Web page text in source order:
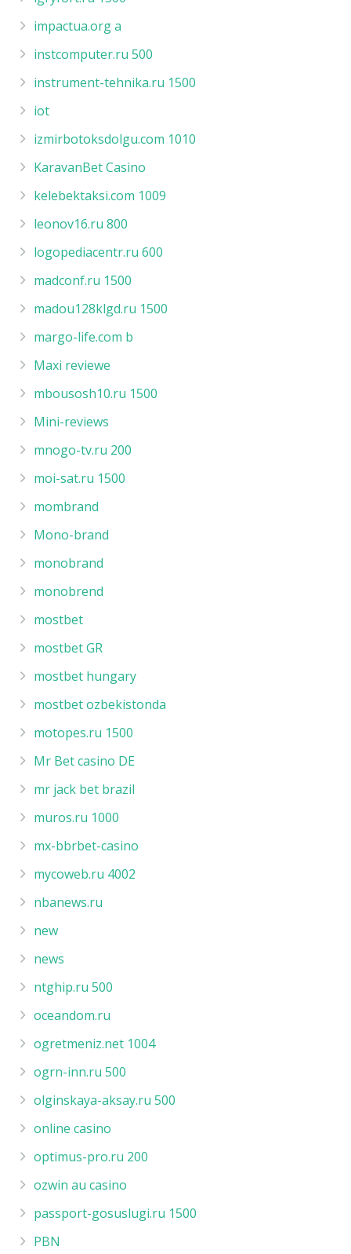
impactua.org a
instcomputer.ru 500
instrument-tehnika.ru 1500
iot
izmirbotoksdolgu.com 1010
KaravanBet Casino
kelebektaksi.com 1009
leonov16.ru 800
logopediacentr.ru 600
madconf.ru 1500
madou128klgd.ru 1500
margo-life.com b
Maxi reviewe
mbousosh10.ru 1500
Mini-reviews
mnogo-tv.ru 200
moi-sat.ru 1500
mombrand
Mono-brand
monobrand
monobrend
mostbet
mostbet GR
mostbet hungary
mostbet ozbekistonda
motopes.ru 1500
Mr Bet casino DE
mr jack bet brazil
muros.ru 1000
mx-bbrbet-casino
mycoweb.ru 4002
nbanews.ru
new
news
ntghip.ru 500
oceandom.ru
ogretmeniz.net 1004
ogrn-inn.ru 500
olginskaya-aksay.ru 500
online casino
optimus-pro.ru 200
ozwin au casino
passport-gosuslugi.ru 1500
PBN